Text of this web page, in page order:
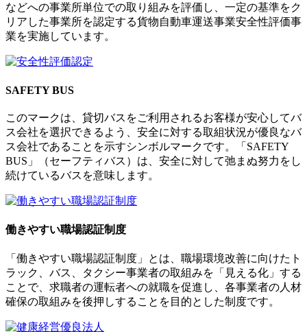
などへの事業所単位での取り組みを評価し、一定の基準をク
リアした事業所を認定する貨物自動車運送事業安全性評価事
業を実施しています。
SAFETY BUS
このマークは、貸切バスをご利用されるお客様が安心してバ
ス会社を選択できるよう、安全に対する取組状況が優良なバ
ス会社であることを示すシンボルマークです。「SAFETY
BUS」（セーフティバス）は、安全に対して弛まぬ努力をし
続けているバスを意味します。
働きやすい職場認証制度
「働きやすい職場認証制度」とは、職場環境改善に向けたト
ラック、バス、タクシー事業者の取組みを「見える化」する
ことで、求職者の運転者への就職を促進し、各事業者の人材
確保の取組みを後押しすることを目的とした制度です。